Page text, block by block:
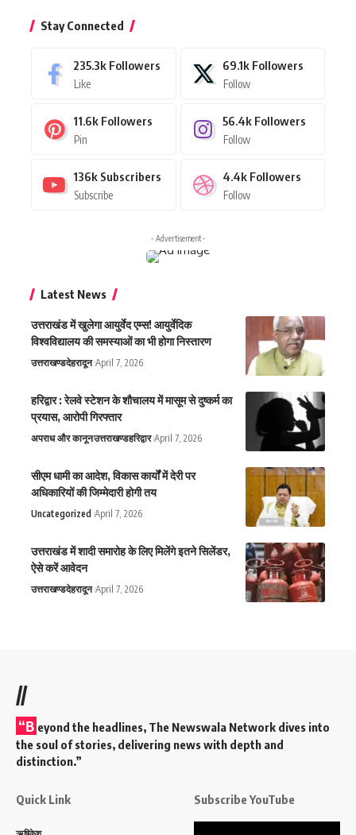
Stay Connected
235.3k Followers
Like
69.1k Followers
Follow
11.6k Followers
Pin
56.4k Followers
Follow
136k Subscribers
Subscribe
4.4k Followers
Follow
- Advertisement -
Latest News
उत्तराखंड में खुलेगा आयुर्वेद एम्स! आयुर्वेदिक
विश्वविद्यालय की समस्याओं का भी होगा निस्तारण
उत्तराखण्डदेहरादून April 7, 2026
हरिद्वार : रेलवे स्टेशन के शौचालय में मासूम से दुष्कर्म का
प्रयास, आरोपी गिरफ्तार
अपराध और कानूनउत्तराखण्डहरिद्वार April 7, 2026
सीएम धामी का आदेश, विकास कार्यों में देरी पर
अधिकारियों की जिम्मेदारी होगी तय
Uncategorized April 7, 2026
उत्तराखंड में शादी समारोह के लिए मिलेंगे इतने सिलेंडर,
ऐसे करें आवेदन
उत्तराखण्डदेहरादून April 7, 2026
//
“B eyond the headlines, The Newswala Network dives into
the soul of stories, delivering news with depth and
distinction.”
Quick Link Subscribe YouTube